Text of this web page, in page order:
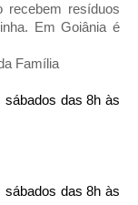
recebem resíduos
Em Goiânia é
Família
das 8h às
das 8h às